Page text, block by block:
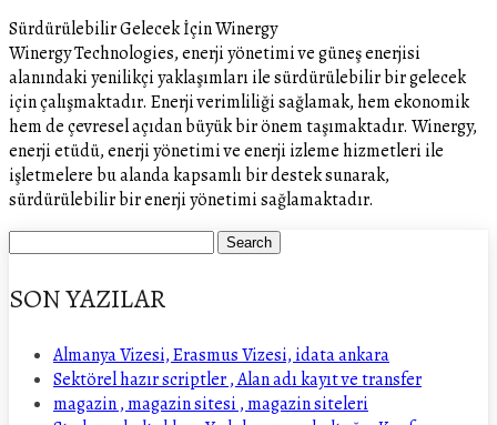
Sürdürülebilir Gelecek İçin Winergy
Winergy Technologies, enerji yönetimi ve güneş enerjisi
alanındaki yenilikçi yaklaşımları ile sürdürülebilir bir gelecek
için çalışmaktadır. Enerji verimliliği sağlamak, hem ekonomik
hem de çevresel açıdan büyük bir önem taşımaktadır. Winergy,
enerji etüdü, enerji yönetimi ve enerji izleme hizmetleri ile
işletmelere bu alanda kapsamlı bir destek sunarak,
sürdürülebilir bir enerji yönetimi sağlamaktadır.
SON YAZILAR
Almanya Vizesi, Erasmus Vizesi, idata ankara
Sektörel hazır scriptler , Alan adı kayıt ve transfer
magazin , magazin sitesi , magazin siteleri